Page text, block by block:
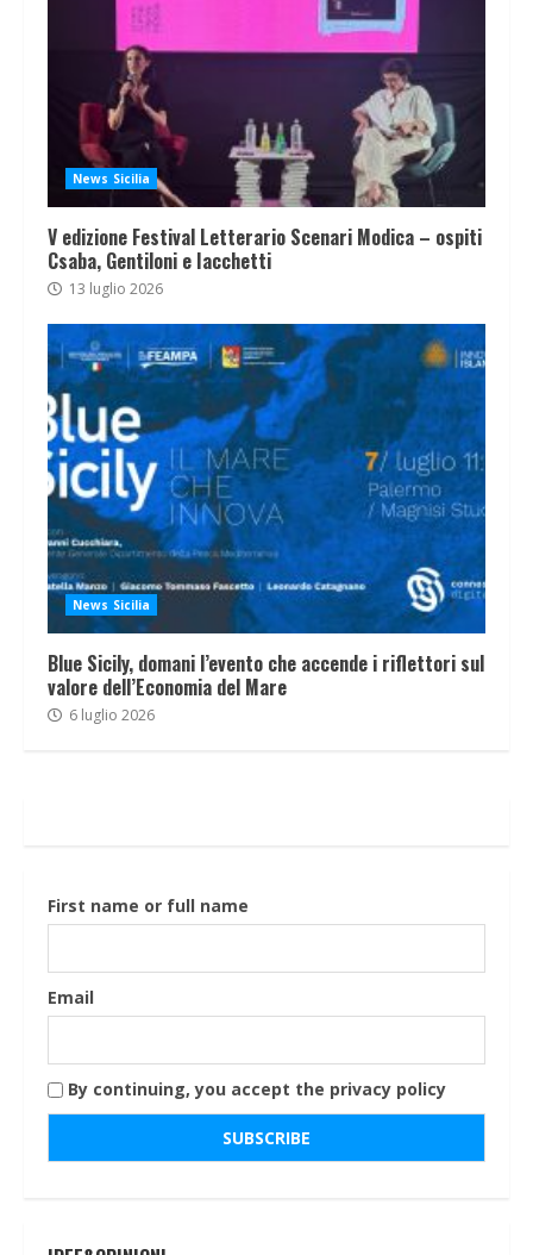
News Sicilia
V edizione Festival Letterario Scenari Modica – ospiti
Csaba, Gentiloni e Iacchetti
13 luglio 2026
News Sicilia
Blue Sicily, domani l’evento che accende i riflettori sul
valore dell’Economia del Mare
6 luglio 2026
First name or full name
Email
By continuing, you accept the privacy policy